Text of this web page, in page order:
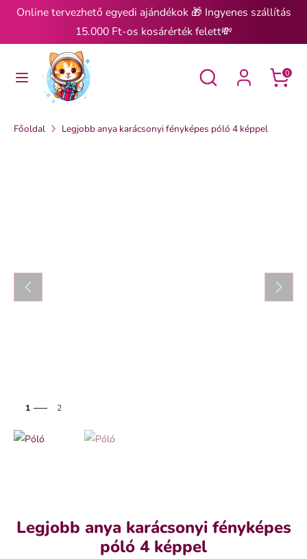
Ugrás
tartalomra
Online tervezhető egyedi ajándékok 🎁 Ingyenes szállítás
15.000 Ft-os kosárérték felett💸
Keresés
Keresés 0
KeresésKeresés
Főoldal Legjobb anya karácsonyi fényképes póló 4 képpel
1 2
Legjobb anya karácsonyi fényképes
póló 4 képpel